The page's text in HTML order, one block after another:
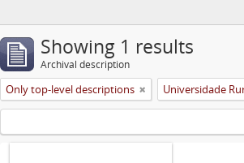
Showing 1 results
Archival description
Only top-level descriptions